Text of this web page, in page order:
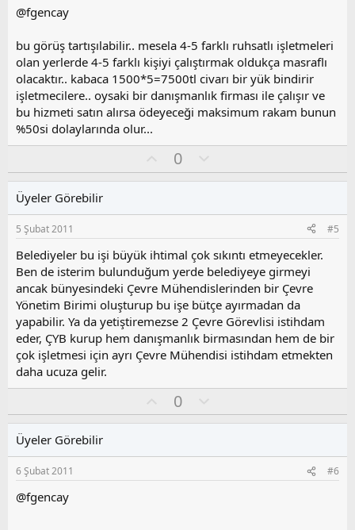
y
l
a
@fgencay
bu görüş tartışılabilir.. mesela 4-5 farklı ruhsatlı işletmeleri
olan yerlerde 4-5 farklı kişiyi çalıştırmak oldukça masraflı
olacaktır.. kabaca 1500*5=7500tl civarı bir yük bindirir
işletmecilere.. oysaki bir danışmanlık firması ile çalışır ve
bu hizmeti satın alırsa ödeyeceği maksimum rakam bunun
%50si dolaylarında olur...
y
0
l
s
u
z
o
y
l
a
Üyeler Görebilir
5 Şubat 2011 #5
Belediyeler bu işi büyük ihtimal çok sıkıntı etmeyecekler.
Ben de isterim bulunduğum yerde belediyeye girmeyi
ancak bünyesindeki Çevre Mühendislerinden bir Çevre
Yönetim Birimi oluşturup bu işe bütçe ayırmadan da
yapabilir. Ya da yetiştiremezse 2 Çevre Görevlisi istihdam
eder, ÇYB kurup hem danışmanlık birmasından hem de bir
çok işletmesi için ayrı Çevre Mühendisi istihdam etmekten
daha ucuza gelir.
y
0
l
s
u
Üyeler Görebilir
6 Şubat 2011 #6
@fgencay